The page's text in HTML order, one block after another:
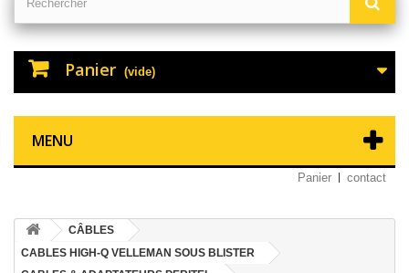
Panier (vide)
MENU
Panier contact
CÂBLES
CABLES HIGH-Q VELLEMAN SOUS BLISTER